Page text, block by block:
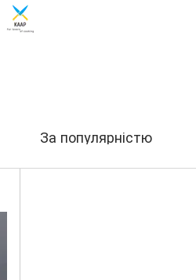
За популярністю